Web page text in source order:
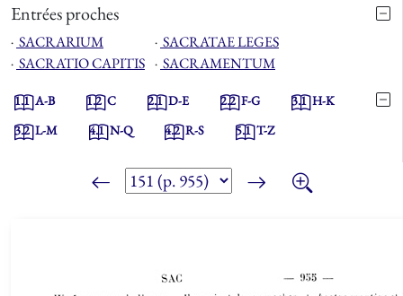
Entrées proches
⋅ SACRARIUM ⋅ SACRATAE LEGES
⋅ SACRATIO CAPITIS ⋅ SACRAMENTUM
1.1A-B 1.2C 2.1D-E 2.2F-G 3.1H-K
3.2L-M 4.1N-Q 4.2R-S 5.1T-Z